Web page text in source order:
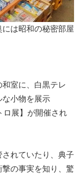
には昭和の秘密部屋
室に、白黒テレ
な小物を展示
ロ展】が開催され
れていたり、典子
の事実を知り、驚